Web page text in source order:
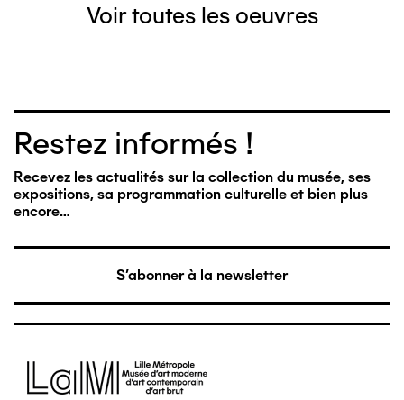
Voir toutes les oeuvres
Restez informés !
Recevez les actualités sur la collection du musée, ses
expositions, sa programmation culturelle et bien plus
encore…
S'abonner à la newsletter
Image